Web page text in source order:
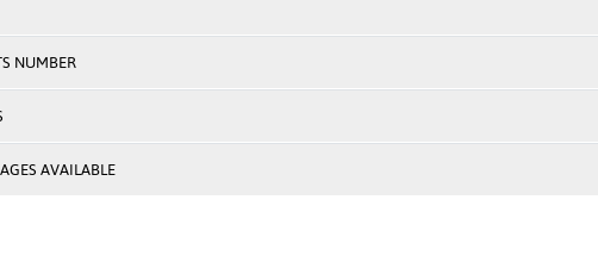
NUMBER
AVAILABLE